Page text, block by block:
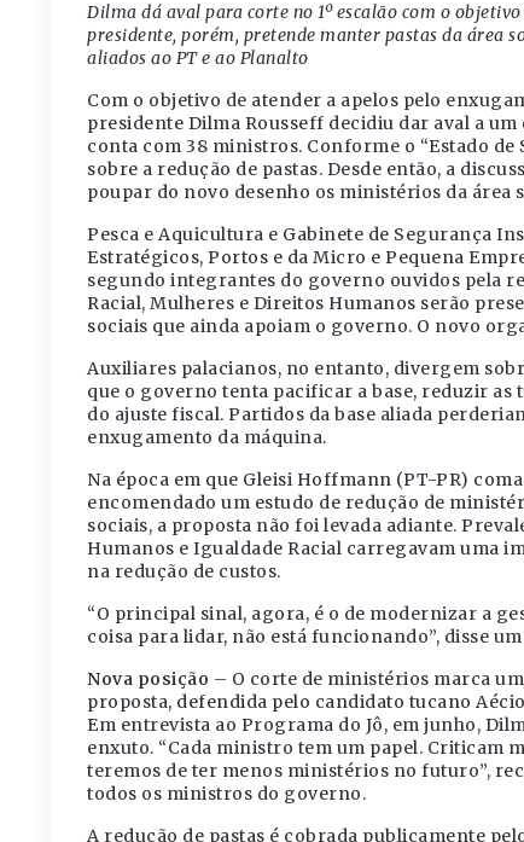
Dilma dá aval para corte no 1º escalão com o
presidente, porém, pretende manter pastas da área
aliados ao PT e ao Planalto
Com o objetivo de atender a apelos pelo
presidente Dilma Rousseff decidiu dar aval a
conta com 38 ministros. Conforme o “Estado
sobre a redução de pastas. Desde então, a
poupar do novo desenho os ministérios da
Pesca e Aquicultura e Gabinete de Segurança
Estratégicos, Portos e da Micro e Pequena
segundo integrantes do governo ouvidos pela
Racial, Mulheres e Direitos Humanos serão
sociais que ainda apoiam o governo. O novo
Auxiliares palacianos, no entanto, divergem
que o governo tenta pacificar a base, reduzir as
do ajuste fiscal. Partidos da base aliada
enxugamento da máquina.
Na época em que Gleisi Hoffmann (PT-PR)
encomendado um estudo de redução de
sociais, a proposta não foi levada adiante.
Humanos e Igualdade Racial carregavam uma
na redução de custos.
“O principal sinal, agora, é o de modernizar a
coisa para lidar, não está funcionando”, disse
Nova posição – O corte de ministérios marca
proposta, defendida pelo candidato tucano
Em entrevista ao Programa do Jô, em junho,
enxuto. “Cada ministro tem um papel. Criticam
teremos de ter menos ministérios no futuro”,
todos os ministros do governo.
A redução de pastas é cobrada publicamente